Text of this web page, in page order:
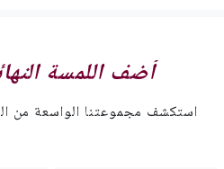
أضف اللمسة
استكشف مجموعتنا الواسعة من